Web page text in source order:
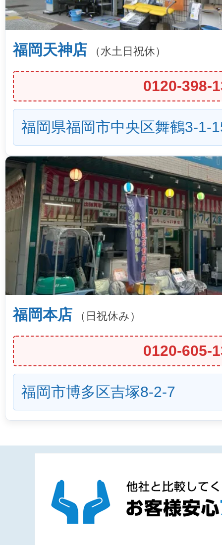
福岡天神店 （水土日祝休）
0120-398-
福岡県福岡市中央区舞鶴3-1-
福岡本店 （日祝休み）
0120-605-
福岡市博多区吉塚8-2-7